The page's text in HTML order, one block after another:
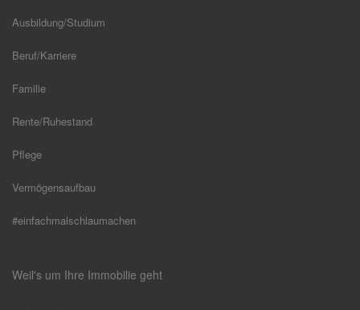
Ausbildung/Studium
Beruf/Karriere
Familie
Rente/Ruhestand
Pflege
Vermögensaufbau
#einfachmalschlaumachen
Weil's um Ihre Immobilie geht